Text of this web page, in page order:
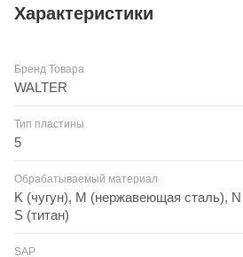
Характеристики
Бренд Товара
WALTER
Тип пластины
5
Обрабатываемый материал
K (чугун), M (нержавеющая сталь),
S (титан)
SAP